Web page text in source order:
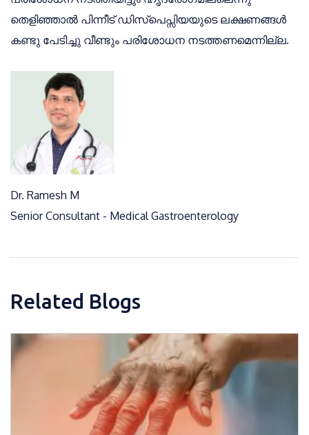
തെളിഞ്ഞാൽ പിന്നീട് ഡിസ്പെപ്സിയയുടെ ലക്ഷണങ്ങൾ
കണ്ടു പേടിച്ചു വീണ്ടും പരിശോധന നടത്തണമെന്നില്ല.
Dr. Ramesh M
Senior Consultant - Medical Gastroenterology
Related Blogs